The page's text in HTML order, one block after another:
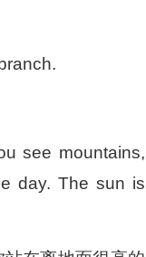
see mountains,
day. The sun is